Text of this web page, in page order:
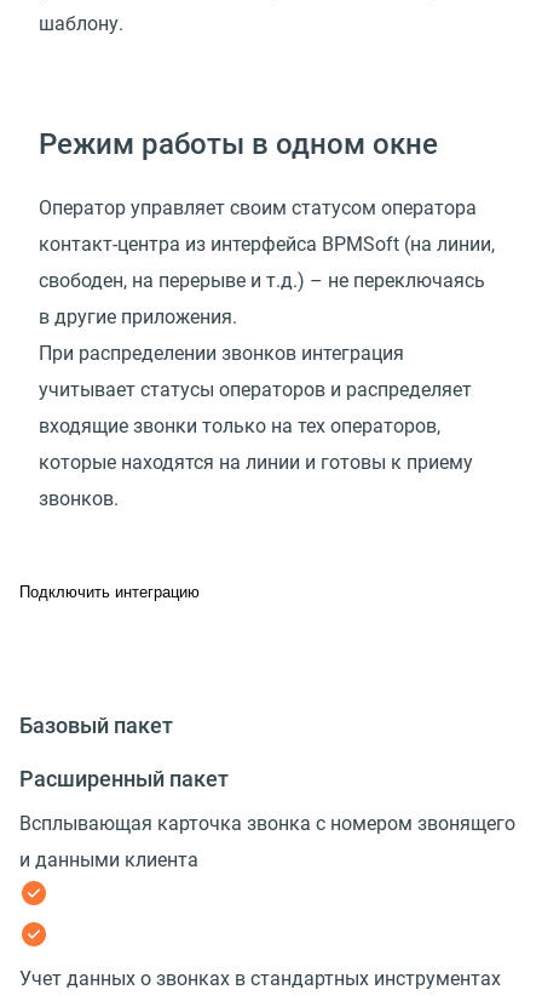
шаблону.
Режим работы в одном окне
Оператор управляет своим статусом оператора
контакт-центра из интерфейса BPMSoft (на линии,
свободен, на перерыве и т.д.) – не переключаясь
в другие приложения.
При распределении звонков интеграция
учитывает статусы операторов и распределяет
входящие звонки только на тех операторов,
которые находятся на линии и готовы к приему
звонков.
Подключить интеграцию
Базовый пакет
Расширенный пакет
Всплывающая карточка звонка с номером звонящего
и данными клиента
Учет данных о звонках в стандартных инструментах